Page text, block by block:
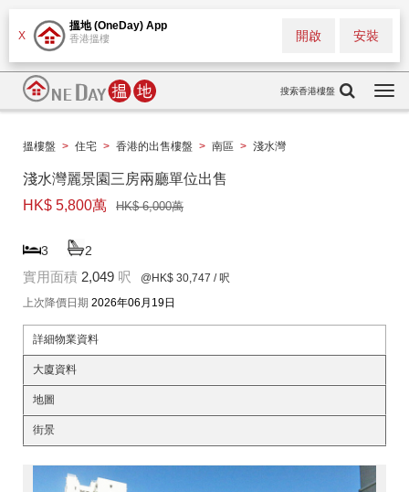
X
搵地 (OneDay) App
香港搵樓 安裝
開啟
搜索香港樓盤
搵樓盤 > 住宅 > 香港的出售樓盤 > 南區 > 淺水灣
淺水灣麗景園三房兩廳單位出售
HK$ 5,800萬
HK$ 6,000萬
3 2
實用面積 2,049 呎 @HK$ 30,747 / 呎
上次降價日期 2026年06月19日
詳細物業資料
大廈資料
地圖
街景